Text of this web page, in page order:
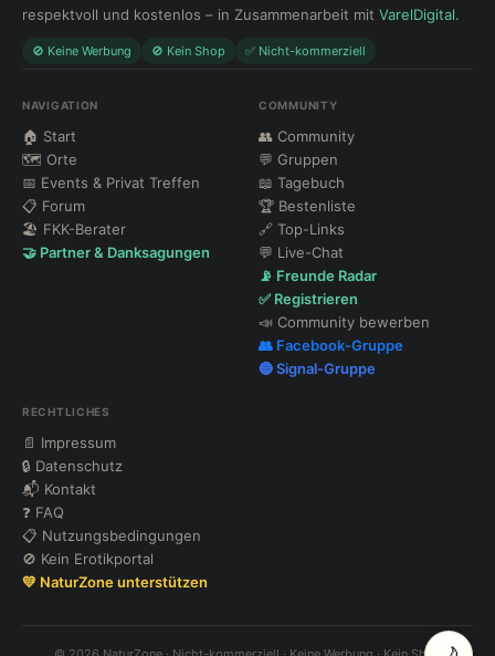
respektvoll und kostenlos – in Zusammenarbeit mit VarelDigital.
🚫 Keine Werbung 🚫 Kein Shop ✅ Nicht-kommerziell
NAVIGATION
🏠 Start
🗺 Orte
📅 Events & Privat Treffen
📋 Forum
🏖 FKK-Berater
🤝 Partner & Danksagungen
COMMUNITY
👥 Community
💬 Gruppen
📖 Tagebuch
🏆 Bestenliste
🔗 Top-Links
💬 Live-Chat
📡 Freunde Radar
✅ Registrieren
📣 Community bewerben
👥 Facebook-Gruppe
🔵 Signal-Gruppe
RECHTLICHES
📄 Impressum
🔒 Datenschutz
📬 Kontakt
❓ FAQ
📋 Nutzungsbedingungen
🚫 Kein Erotikportal
💛 NaturZone unterstützen